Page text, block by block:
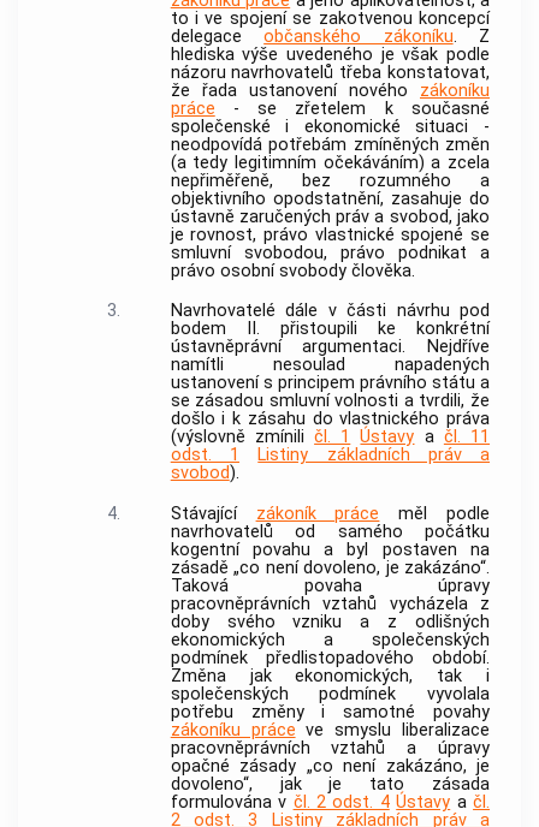
to i ve spojení se zakotvenou koncepcí
delegaceobčanského zákoníku. Z
hlediska výše uvedeného je však podle
názoru navrhovatelů třeba konstatovat,
že řada ustanovení nového zákoníku
práce - se zřetelem k současné
společenské i ekonomické situaci -
neodpovídá potřebám zmíněných změn
(a tedy legitimním očekáváním) a zcela
nepřiměřeně, bez rozumného a
objektivního opodstatnění, zasahuje do
ústavně zaručených práv a svobod, jako
je rovnost, právo vlastnické spojené se
smluvní svobodou, právo podnikat a
právo osobní svobody člověka.
3.
Navrhovatelé dále v části návrhu pod
bodem II. přistoupili ke konkrétní
ústavněprávní argumentaci. Nejdříve
namítli nesoulad napadených
ustanovení s principem právního státu a
se zásadou smluvní volnosti a tvrdili, že
došlo i k zásahu do vlastnického práva
(výslovně zmíniličl. 1 Ústavy a čl. 11
odst. 1
Listiny základních práv a
svobod).
4.
Stávající zákoník práce měl podle
navrhovatelů od samého počátku
kogentní povahu a byl postaven na
zásadě „co není dovoleno, je zakázáno“.
Taková povaha úpravy
pracovněprávních vztahů vycházela z
doby svého vzniku a z odlišných
ekonomických a společenských
podmínek předlistopadového období.
Změna jak ekonomických, tak i
společenských podmínek vyvolala
potřebu změny i samotné povahy
zákoníku práce ve smyslu liberalizace
pracovněprávních vztahů a úpravy
opačné zásady „co není zakázáno, je
dovoleno“, jak je tato zásada
formulována v čl. 2 odst. 4 Ústavy ačl.
2 odst. 3
Listiny základních práv a